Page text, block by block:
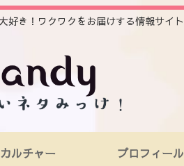
好き！ワクワクをお届けする情報サイト
カルチャー プロフィール